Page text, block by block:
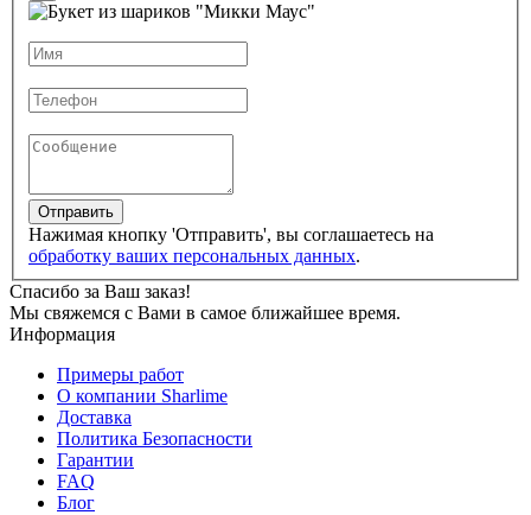
Отправить
Нажимая кнопку 'Отправить', вы соглашаетесь на
обработку ваших персональных данных.
Спасибо за Ваш заказ!
Мы свяжемся с Вами в самое ближайшее время.
Информация
Примеры работ
О компании Sharlime
Доставка
Политика Безопасности
Гарантии
FAQ
Блог